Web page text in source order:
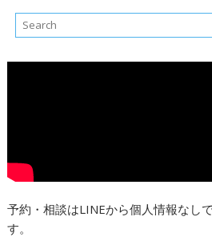
予約・相談はLINEから個人情報なし
す。